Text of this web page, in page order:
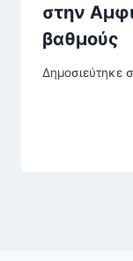
στην
βαθμούς
Δημοσιεύτηκε